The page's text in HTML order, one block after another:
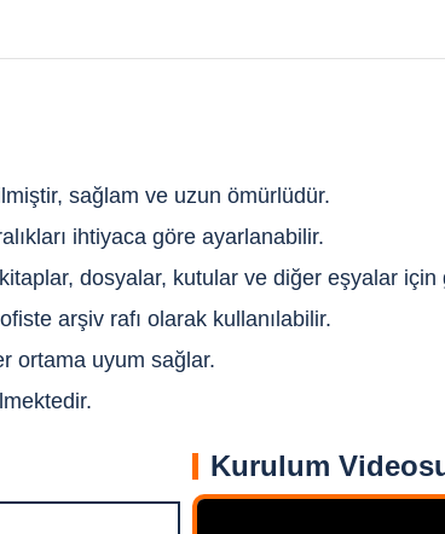
sağlam ve uzun ömürlüdür.
ihtiyaca göre ayarlanabilir.
dosyalar, kutular ve diğer eşyalar
arşiv rafı olarak kullanılabilir.
ortama uyum sağlar.
Kurulum